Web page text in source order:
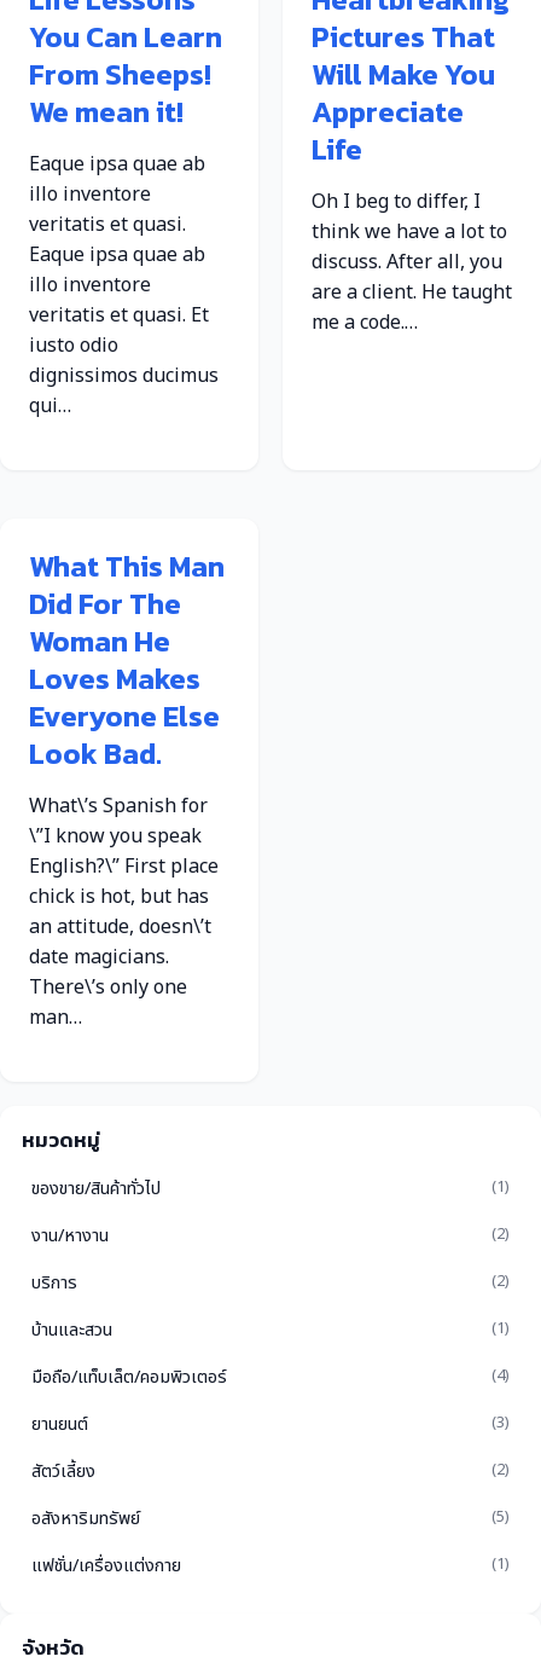
You Can Learn
From Sheeps!
We mean it!
Eaque ipsa quae ab
illo inventore
veritatis et quasi.
Eaque ipsa quae ab
illo inventore
veritatis et quasi. Et
iusto odio
dignissimos ducimus
qui…
Pictures That
Will Make You
Appreciate
Life
Oh I beg to differ, I
think we have a lot to
discuss. After all, you
are a client. He taught
me a code.…
What This Man
Did For The
Woman He
Loves Makes
Everyone Else
Look Bad.
What\’s Spanish for
\”I know you speak
English?\” First place
chick is hot, but has
an attitude, doesn\’t
date magicians.
There\’s only one
man…
หมวดหมู่
ของขาย/สินค้าทั่วไป (1)
งาน/หางาน (2)
บริการ (2)
บ้านและสวน (1)
มือถือ/แท็บเล็ต/คอมพิวเตอร์ (4)
ยานยนต์ (3)
สัตว์เลี้ยง (2)
อสังหาริมทรัพย์ (5)
แฟชั่น/เครื่องแต่งกาย (1)
จังหวัด